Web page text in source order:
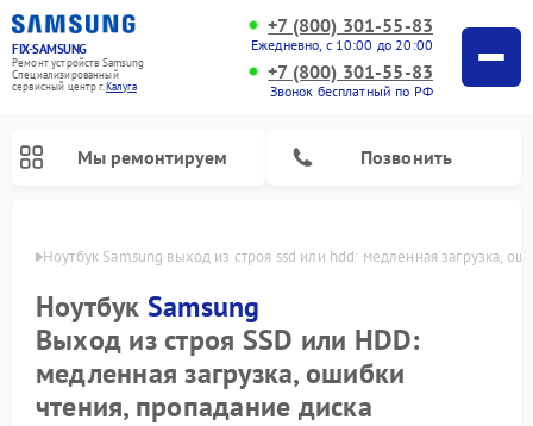
FIX-SAMSUNG
Ремонт устройств Samsung
Специализированный
cервисный центр г.Калуга
+7 (800) 301-55-83
Ежедневно, с 10:00 до 20:00
+7 (800) 301-55-83
Звонок бесплатный по РФ
Мы ремонтируем Позвонить
Ноутбук Samsung выход из строя ssd или hdd: медленная загрузка,
Ноутбук Samsung
Выход из строя SSD или HDD:
медленная загрузка, ошибки
чтения, пропадание диска